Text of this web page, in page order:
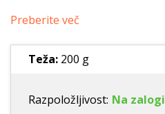
Preberite več
Teža: 200 g
Razpoložljivost: Na zalogi